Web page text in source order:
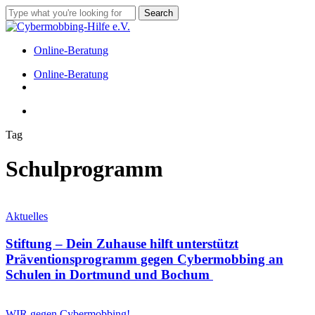
Skip
to
main
content
Search
Close
Online-Beratung
Menu
Online-Beratung
Tag
Schulprogramm
–
Zuhause
hilft
unterstützt
Präventionsprogramm
Aktuelles
Stiftung – Dein Zuhause hilft unterstützt
Präventionsprogramm gegen Cybermobbing an
Schulen in Dortmund und Bochum